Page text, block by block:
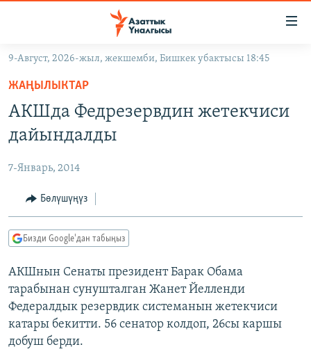
Навигацияга
өтүңүз
Издөөгө
салыңыз
ЭКОНОМИКА
МАДАНИЯТ
ДҮЙНӨ
БОРБОР АЗИЯ
АТАЙЫН ИЛИКТӨӨ
ТВ ПРОГРАММАЛАР
ЭКСПЕРТТЕР ТАЛДАЙТ
БИЗ ЖАНА ДҮЙНӨ
ЭЖЕ-СИҢДИЛЕР
АЗАТТЫК+
ӨЗГӨЧӨ ПИКИР
Русский
ОНЛАЙН ШЕРИНЕ
9-Август, 2026-жыл, жекшемби, Бишкек убактысы 18:45
ЖАҢЫЛЫКТАР
АКШда Федрезервдин жетекчиси
дайындалды
7-Январь, 2014
Бөлүшүңүз
Бизди Google'дан табыңыз
АКШнын Сенаты президент Барак Обама
тарабынан сунушталган Жанет Йелленди
Федералдык резервдик системанын жетекчиси
катары бекитти. 56 сенатор колдоп, 26сы каршы
добуш берди.